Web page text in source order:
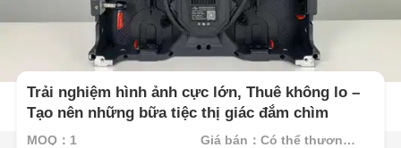
Trải nghiệm hình ảnh cực lớn, Thuê không lo –
Tạo nên những bữa tiệc thị giác đắm chìm
MOQ：1 Giá bán：Có thể thương lượng